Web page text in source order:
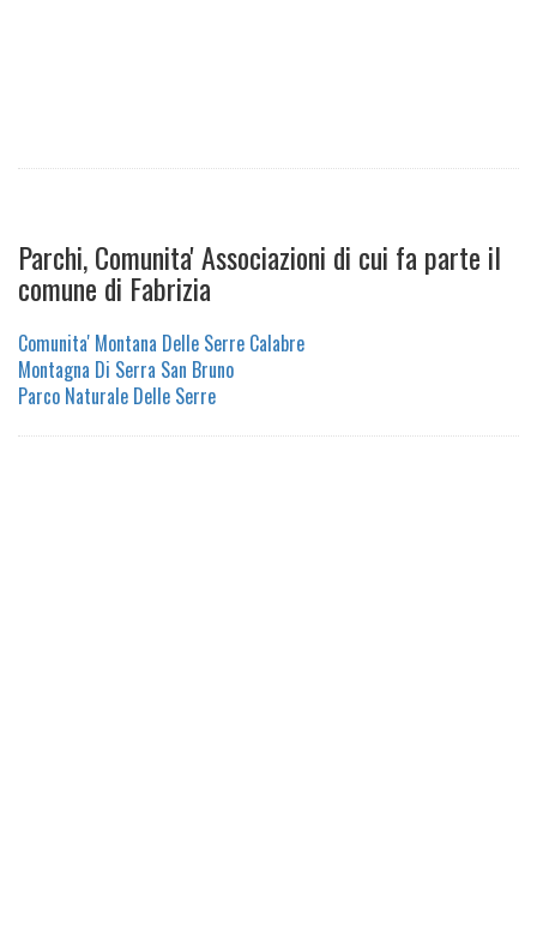
Parchi, Comunita' Associazioni di cui fa parte il
comune di Fabrizia
Comunita' Montana Delle Serre Calabre
Montagna Di Serra San Bruno
Parco Naturale Delle Serre